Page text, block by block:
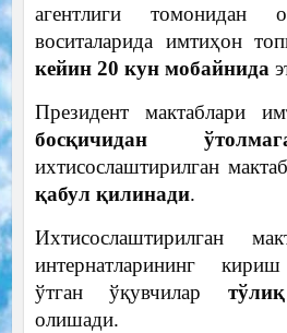
агентлиги томонидан
воситаларида имтиҳон
кейин 20 кун мобайнида
Президент мактаблари
босқичидан
ихтисослаштирилган
қабул қилинади.
Ихтисослаштирилган
интернатларининг
ўтган ўқувчилар
олишади.